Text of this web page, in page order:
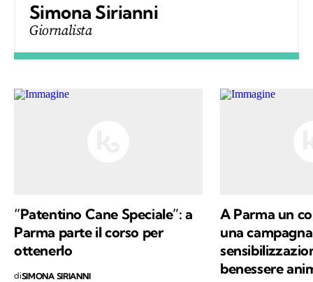
Simona Sirianni
Giornalista
“Patentino Cane Speciale”: a
Parma parte il corso per
ottenerlo
diSIMONA SIRIANNI
A Parma un
una
benessere